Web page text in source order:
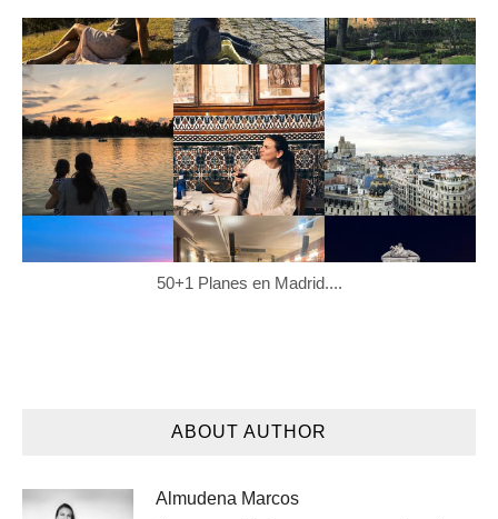
50+1 Planes en Madrid....
ABOUT AUTHOR
Almudena Marcos